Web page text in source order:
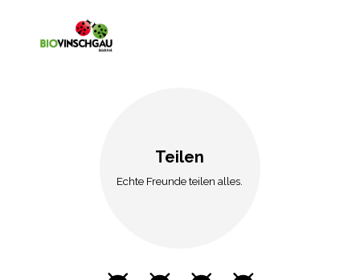
Teilen
Echte Freunde teilen alles.